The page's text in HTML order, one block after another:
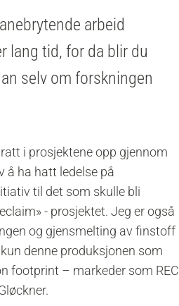
arbeid
lang tid, for da blir du
selv om forskningen
i prosjektene opp gjennom
å ha hatt ledelse på
til det som skulle bli
- prosjektet. Jeg er også
og gjensmelting av finstoff
denne produksjonen som
footprint – markeder som REC